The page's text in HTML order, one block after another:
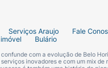
Serviços Araujo
Fale
Bulário
com a evolução de Belo
inovadores e com um mix de